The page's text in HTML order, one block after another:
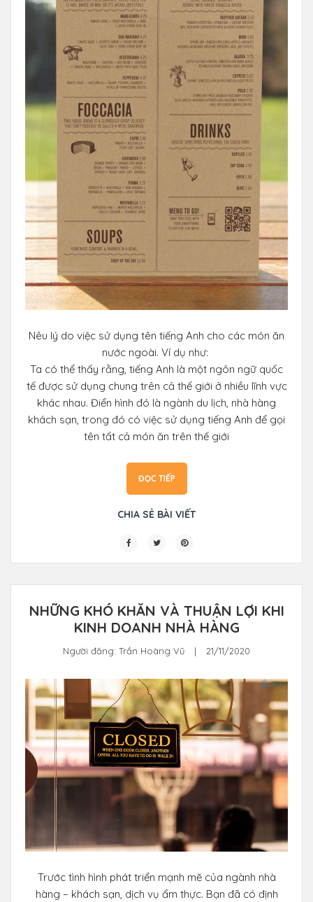
Nêu lý do việc sử dụng tên tiếng Anh cho các món ăn
nước ngoài. Ví dụ như:
Ta có thể thấy rằng, tiếng Anh là một ngôn ngữ quốc
tế được sử dụng chung trên cả thế giới ở nhiều lĩnh vực
khác nhau. Điển hình đó là ngành du lịch, nhà hàng
khách sạn, trong đó có việc sử dụng tiếng Anh để gọi
tên tất cả món ăn trên thế giới
ĐỌC TIẾP
CHIA SẺ BÀI VIẾT
NHỮNG KHÓ KHĂN VÀ THUẬN LỢI KHI
KINH DOANH NHÀ HÀNG
Người đăng: Trần Hoàng Vũ | 21/11/2020
Trước tình hình phát triển mạnh mẽ của ngành nhà
hàng – khách sạn, dịch vụ ẩm thực. Bạn đã có định